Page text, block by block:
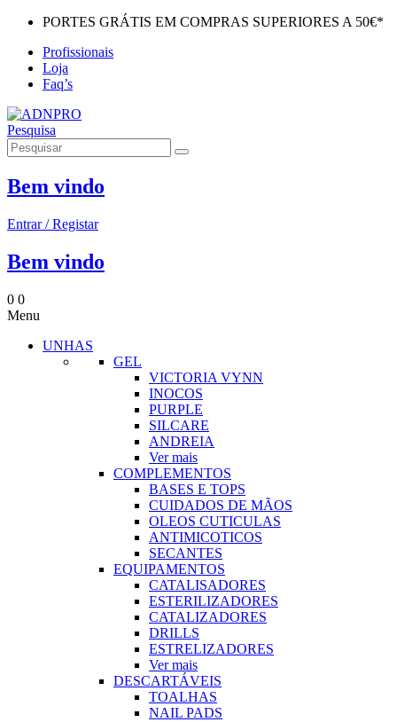
PORTES GRÁTIS EM COMPRAS SUPERIORES A 50€*
Profissionais
Loja
Faq’s
Pesquisa
Bem vindo
Entrar / Registar
Bem vindo
0 0
Menu
UNHAS
GEL
VICTORIA VYNN
INOCOS
PURPLE
SILCARE
ANDREIA
Ver mais
COMPLEMENTOS
BASES E TOPS
CUIDADOS DE MÃOS
OLEOS CUTICULAS
ANTIMICOTICOS
SECANTES
EQUIPAMENTOS
CATALISADORES
ESTERILIZADORES
CATALIZADORES
DRILLS
ESTRELIZADORES
Ver mais
DESCARTÁVEIS
TOALHAS
NAIL PADS